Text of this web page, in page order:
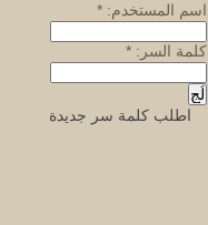
‏اسم المستخدم: ‏ *
‏كلمة السر: ‏ *
اطلب كلمة سر جديدة